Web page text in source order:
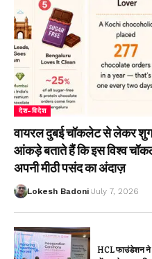
देश-विदेश
वायरल दुबई चॉकलेट से लेकर
आंकड़े बताते हैं कि इस विश्व
अपनी मीठी पसंद का अंदाज़
Lokesh Badoni July 7, 2026
HCL फाउंडेशन ने